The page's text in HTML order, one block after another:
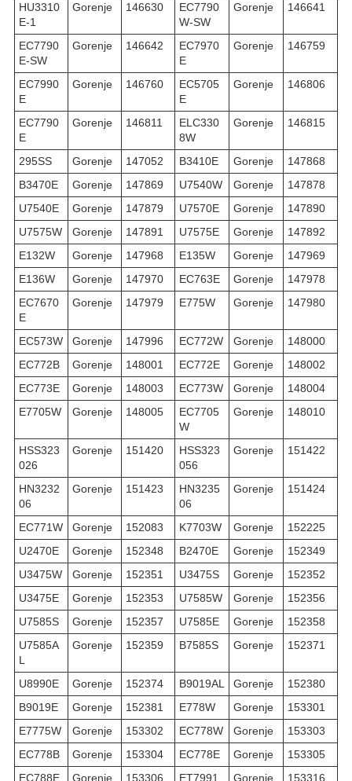
HU3310
E-1
Gorenje 146630
EC7790
W-SW
Gorenje 146641
EC7790
E-SW
Gorenje 146642
EC7970
E
Gorenje 146759
EC7990
E
Gorenje 146760
EC5705
E
Gorenje 146806
EC7790
E
Gorenje 146811
ELC330
8W
Gorenje 146815
295SS Gorenje 147052 B3410E Gorenje
147868
B3470E
Gorenje 147869 U7540W Gorenje
147878
U7540E
Gorenje 147879 U7570E Gorenje
147890
U7575W
Gorenje 147891 U7575E Gorenje
147892
E132W
Gorenje 147968 E135W Gorenje
147969
E136W
Gorenje 147970 EC763E Gorenje
147978
EC7670
E
Gorenje 147979 E775W Gorenje 147980
EC573W Gorenje 147996 EC772W Gorenje
148000
EC772B
Gorenje 148001 EC772E Gorenje
148002
EC773E
Gorenje 148003 EC773W Gorenje
148004
E7705W
Gorenje 148005
EC7705
W
Gorenje 148010
HSS323
026
Gorenje 151420
HSS323
056
Gorenje 151422
HN3232
06
Gorenje 151423
HN3235
06
Gorenje 151424
EC771W Gorenje 152083 K7703W Gorenje
152225
U2470E
Gorenje 152348 B2470E Gorenje
152349
U3475W
Gorenje 152351 U3475S Gorenje
152352
U3475E
Gorenje 152353 U7585W Gorenje
152356
U7585S
Gorenje 152357 U7585E Gorenje
152358
U7585A
L
Gorenje 152359 B7585S Gorenje 152371
U8990E Gorenje 152374 B9019AL Gorenje
152380
B9019E
Gorenje 152381 E778W Gorenje
153301
E7775W
Gorenje 153302 EC778W Gorenje
153303
EC778B
Gorenje 153304 EC778E Gorenje
153305
EC788E
Gorenje 153306 ET7991 Gorenje 153316